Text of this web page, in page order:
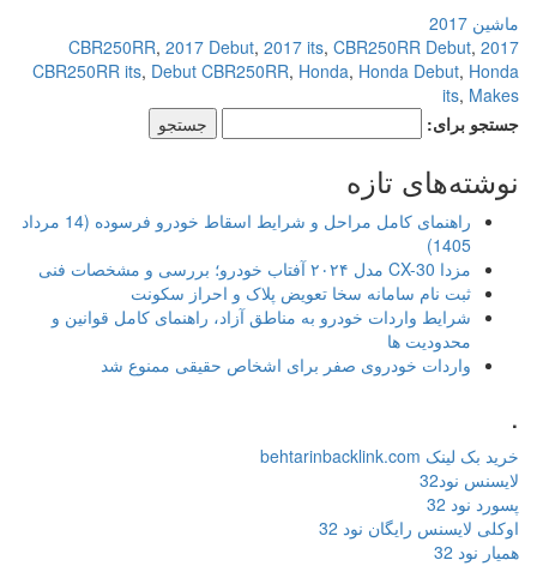
ماشین 2017
2017 CBR250RR
,2017 Debut,2017 its,CBR250RR Debut,
CBR250RR its,Debut CBR250RR,Honda,Honda Debut,Honda
its,Makes
جستجو برای:
نوشته‌های تازه
راهنمای کامل مراحل و شرایط اسقاط خودرو فرسوده (14 مرداد
1405)
مزدا CX-30 مدل ۲۰۲۴ آفتاب خودرو؛ بررسی و مشخصات فنی
ثبت نام سامانه سخا تعویض پلاک و احراز سکونت
شرایط واردات خودرو به مناطق آزاد، راهنمای کامل قوانین و
محدودیت ها
واردات خودروی صفر برای اشخاص حقیقی ممنوع شد
خرید بک لینک behtarinbacklink.com
لایسنس نود32
پسورد نود 32
اوکلی لایسنس رایگان نود 32
همیار نود 32